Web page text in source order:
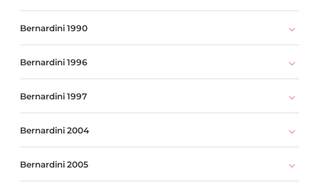
Bernardini 1990
Bernardini 1996
Bernardini 1997
Bernardini 2004
Bernardini 2005